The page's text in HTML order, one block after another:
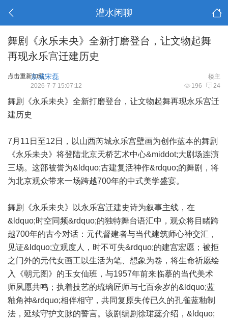
灌水闲聊
舞剧《永乐未央》全新打磨登台，让文物起舞
再现永乐宫迁建历史
点击重新加载 楼主
京城宋磊
196 24
2026-7-7 15:07:12
舞剧《永乐未央》全新打磨登台，让文物起舞再现永乐宫迁
建历史
7月11日至12日，以山西芮城永乐宫壁画为创作蓝本的舞剧
《永乐未央》将登陆北京天桥艺术中心&middot;大剧场连演
三场。这部被誉为&ldquo;古建复活神作&rdquo;的舞剧，将
为北京观众带来一场跨越700年的中式美学盛宴。
舞剧《永乐未央》以永乐宫迁建史诗为叙事主线，在
&ldquo;时空同频&rdquo;的独特舞台语汇中，观众将目睹跨
越700年的古今对话：元代督建者与当代建筑师心神交汇，
见证&ldquo;立观度人，时不可失&rdquo;的建宫宏愿；被拒
之门外的元代女画工以生活为笔、想象为卷，将生命祈愿绘
入《朝元图》的玉女仙班，与1957年前来临摹的当代美术
师夙愿共鸣；执着技艺的琉璃匠师与七百余岁的&ldquo;蓝
釉角神&rdquo;相伴相守，共同复原失传已久的孔雀蓝釉制
法，延续守护文脉的誓言。该剧编剧徐珺蕊介绍，&ldquo;